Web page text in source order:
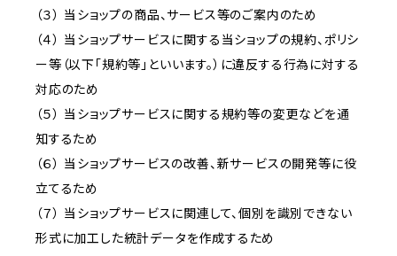
（３） 当ショップの商品、サービス等のご案内のため
（４） 当ショップサービスに関する当ショップの規約、ポリシ
ー等（以下「規約等」といいます。）に違反する行為に対する
対応のため
（５） 当ショップサービスに関する規約等の変更などを通
知するため
（６） 当ショップサービスの改善、新サービスの開発等に役
立てるため
（７） 当ショップサービスに関連して、個別を識別できない
形式に加工した統計データを作成するため